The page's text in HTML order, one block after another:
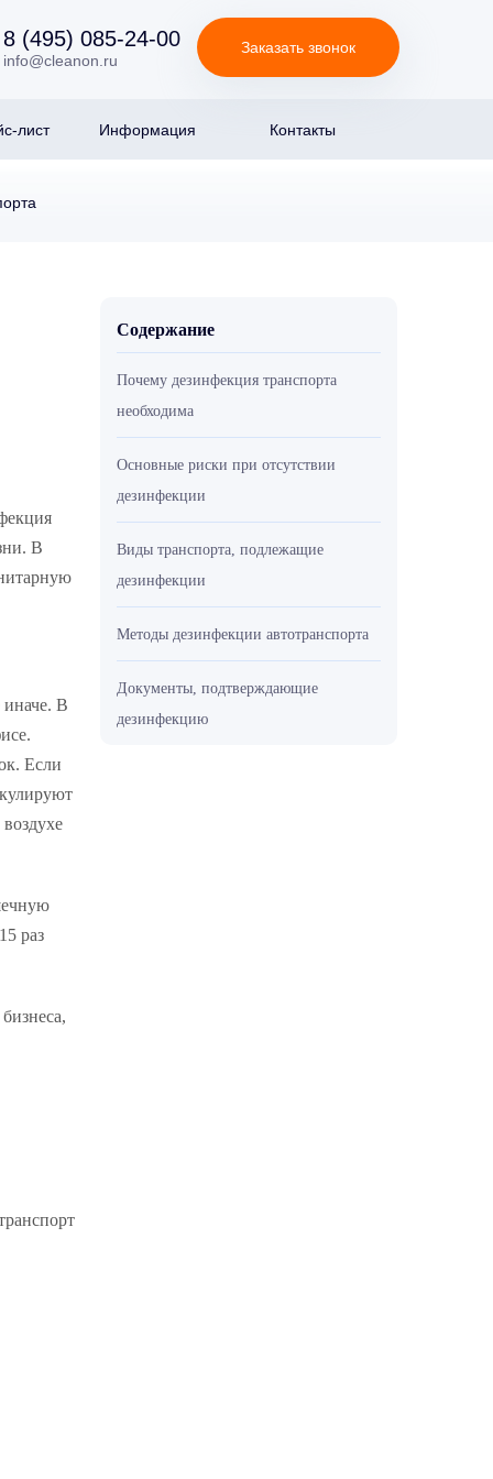
8 (495) 085-24-00
info@cleanon.ru
Заказать звонок
лист Информация Контакты
Содержание
Почему дезинфекция транспорта
необходима
Основные риски при отсутствии
дезинфекции
Виды транспорта, подлежащие
дезинфекции
Методы дезинфекции автотранспорта
Документы, подтверждающие
дезинфекцию
В
иначе. В
Если
раз